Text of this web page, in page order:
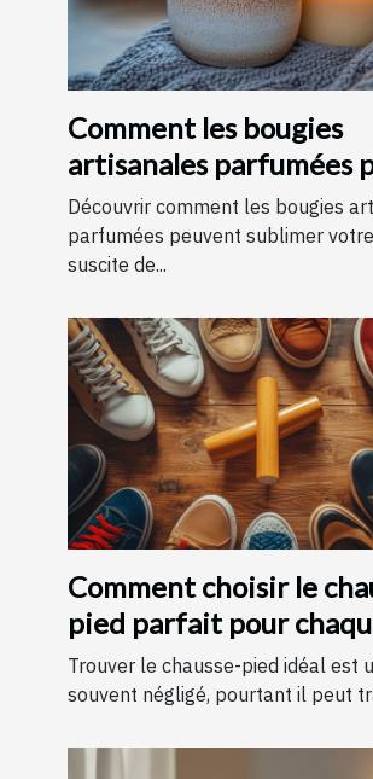
Comment les bougies
artisanales parfumées
améliorer votre
Découvrir comment les bougies
parfumées peuvent sublimer
suscite de...
Comment choisir le
pied parfait pour
de chaussure
Trouver le chausse-pied idéal est
souvent négligé, pourtant il peut